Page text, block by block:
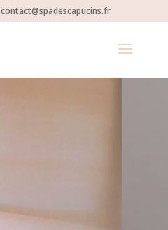
contact@spadescapucins.fr